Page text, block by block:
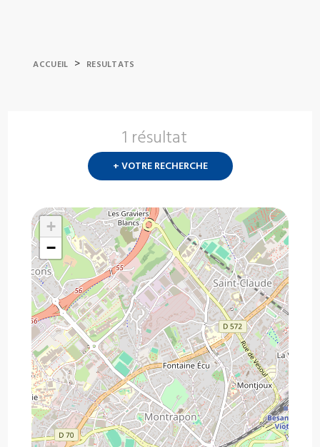
ACCUEIL > RESULTATS
1 résultat
+ VOTRE RECHERCHE
+
−